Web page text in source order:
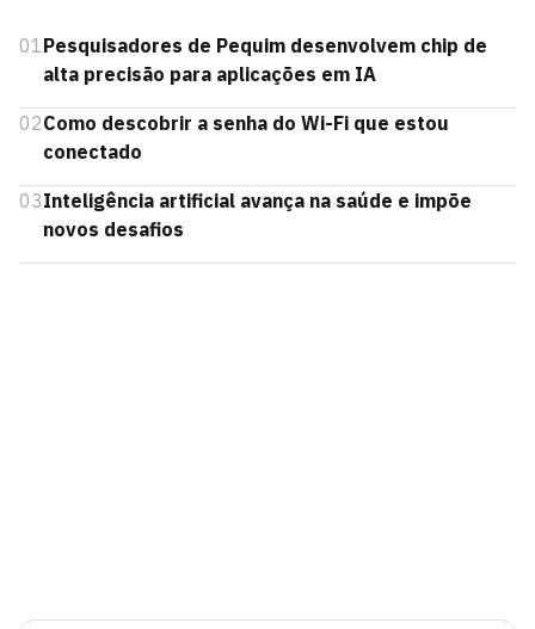
01Pesquisadores de Pequim desenvolvem chip de
alta precisão para aplicações em IA
02Como descobrir a senha do Wi-Fi que estou
conectado
03Inteligência artificial avança na saúde e impõe
novos desafios